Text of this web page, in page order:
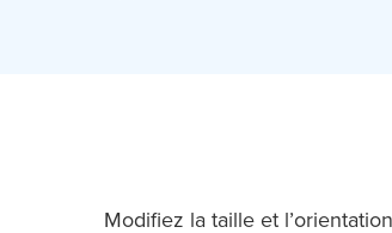
Modifiez la taille et